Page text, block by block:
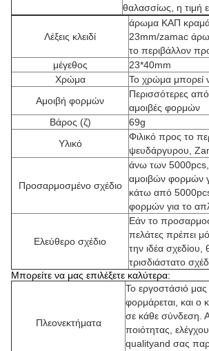
θαλασσίως, η τιμή
Λέξεις κλειδί
άρωμα ΚΑΠ
23mm/zamac
το περιβάλλον
μέγεθος
23*40mm
Χρώμα
Το χρώμα μπορεί
Αμοιβή φορμών
Περισσότερες
αμοιβές φορμών
Βάρος (ζ)
69g
Υλικό
Φιλικό προς το
ψευδάργυρου,
Προσαρμοσμένο σχέδιο
άνω των
αμοιβών φορμών
κάτω από
φορμών για το
Ελεύθερο σχέδιο
Εάν το
πελάτες πρέπει
την ιδέα σχεδίου,
τρισδιάστατο
Μπορείτε να μας επιλέξετε καλύτερα:
Πλεονεκτήματα
Το εργοστάσιό μας
φορμάρεται, και ο
σε κάθε σύνδεση.
ποιότητας,
qualityand σας